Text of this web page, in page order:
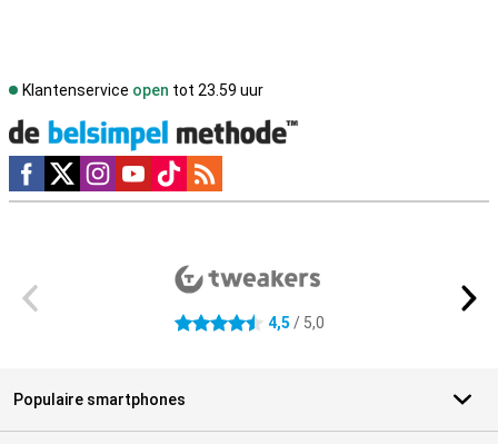
Klantenservice open tot 23.59 uur
Social media
4.5 sterren 4,5 / 5,0
Populaire smartphones